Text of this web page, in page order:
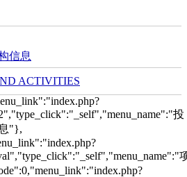
信息
ACTIVITIES
投
"},